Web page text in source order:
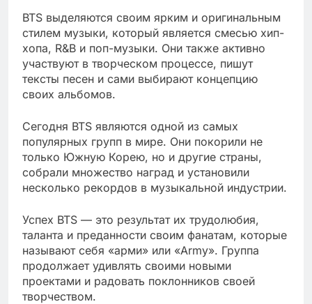
BTS выделяются своим ярким и оригинальным
стилем музыки, который является смесью хип-
хопа, R&B и поп-музыки. Они также активно
участвуют в творческом процессе, пишут
тексты песен и сами выбирают концепцию
своих альбомов.
Сегодня BTS являются одной из самых
популярных групп в мире. Они покорили не
только Южную Корею, но и другие страны,
собрали множество наград и установили
несколько рекордов в музыкальной индустрии.
Успех BTS — это результат их трудолюбия,
таланта и преданности своим фанатам, которые
называют себя «арми» или «Army». Группа
продолжает удивлять своими новыми
проектами и радовать поклонников своей
творчеством.